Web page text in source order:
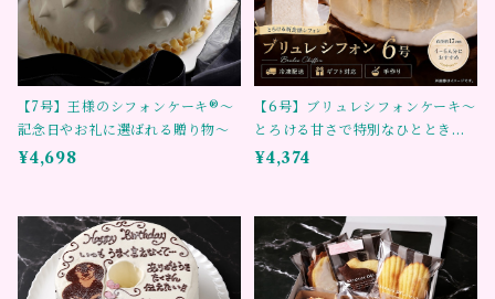
【7号】王様のシフォンケーキ®～
記念日やお礼に選ばれる贈り物～
¥4,698
【6号】ブリュレシフォンケーキ～
とろける甘さで特別なひとときを
～
¥4,374